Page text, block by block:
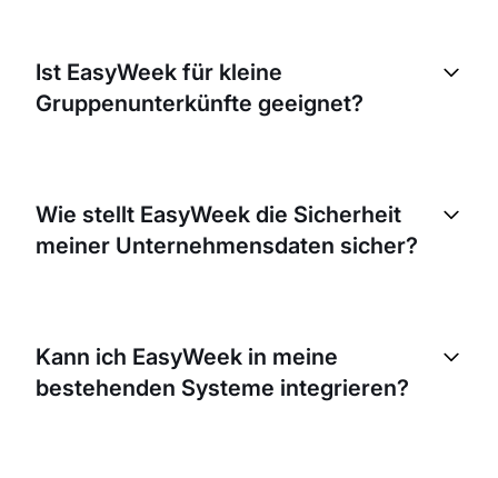
Erinnerungen und Benachrichtigungen, Tools zur
Kundenverwaltung sowie detaillierte Berichte. All
Ist EasyWeek für kleine
Gruppenunterkünfte geeignet?
Plattform lässt sich an die Bedürfnisse kleiner und
grosser Gruppenunterkünfte anpassen.
Wie stellt EasyWeek die Sicherheit
meiner Unternehmensdaten sicher?
und halten strenge Sicherheitsprotokolle ein, um die
sichere Speicherung und den Schutz all Ihrer
Kann ich EasyWeek in meine
bestehenden Systeme integrieren?